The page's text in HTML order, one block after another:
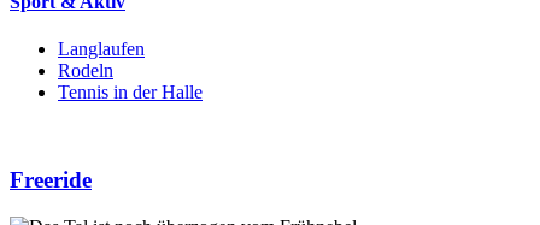
Langlaufen
Rodeln
Tennis in der Halle
Freeride